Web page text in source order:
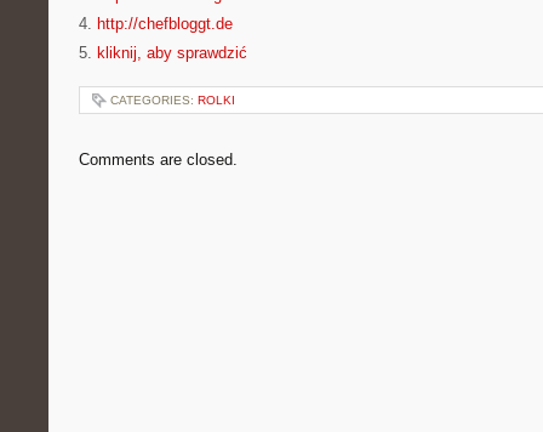
4. http://chefbloggt.de
5. kliknij, aby sprawdzić
CATEGORIES: ROLKI
Comments are closed.